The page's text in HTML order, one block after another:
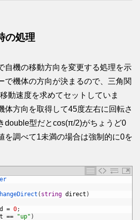
の処理
自機の移動方向を変更する処理を示
で機体の方向が決まるので、三角関
動速度を求めてセットしていま
体方向を取得して45度左右に回転さ
double型だとcos(π/2)がちょうど0
を調べて1未満の場合は強制的に0を
( string direct )
= 0;
== "up" )